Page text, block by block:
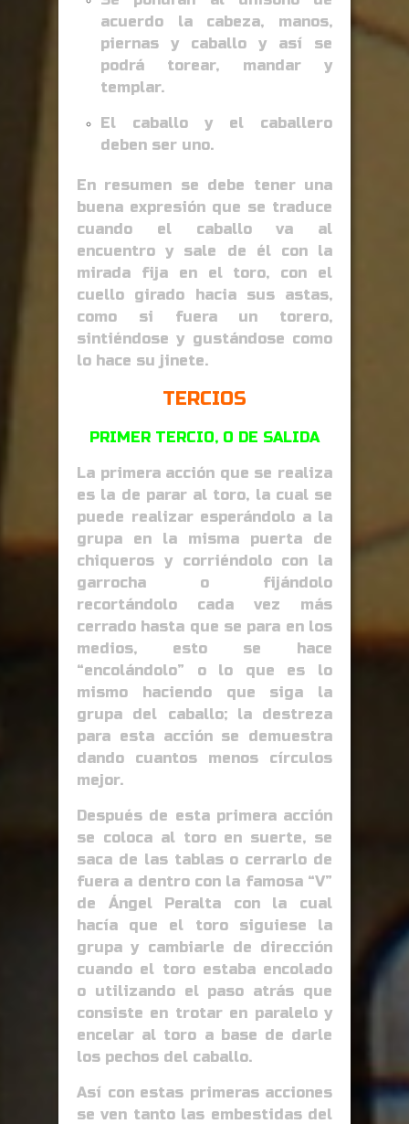
acuerdo la cabeza, manos,
piernas y caballo y así se
podrá torear, mandar y
templar.
El caballo y el caballero
deben ser uno.
En resumen se debe tener una
buena expresión que se traduce
cuando el caballo va al
encuentro y sale de él con la
mirada fija en el toro, con el
cuello girado hacia sus astas,
como si fuera un torero,
sintiéndose y gustándose como
lo hace su jinete.
TERCIOS
PRIMER TERCIO, O DE SALIDA
La primera acción que se realiza
es la de parar al toro, la cual se
puede realizar esperándolo a la
grupa en la misma puerta de
chiqueros y corriéndolo con la
garrocha o fijándolo
recortándolo cada vez más
cerrado hasta que se para en los
medios, esto se hace
“encolándolo” o lo que es lo
mismo haciendo que siga la
grupa del caballo; la destreza
para esta acción se demuestra
dando cuantos menos círculos
mejor.
Después de esta primera acción
se coloca al toro en suerte, se
saca de las tablas o cerrarlo de
fuera a dentro con la famosa “V”
de Ángel Peralta con la cual
hacía que el toro siguiese la
grupa y cambiarle de dirección
cuando el toro estaba encolado
o utilizando el paso atrás que
consiste en trotar en paralelo y
encelar al toro a base de darle
los pechos del caballo.
Así con estas primeras acciones
se ven tanto las embestidas del